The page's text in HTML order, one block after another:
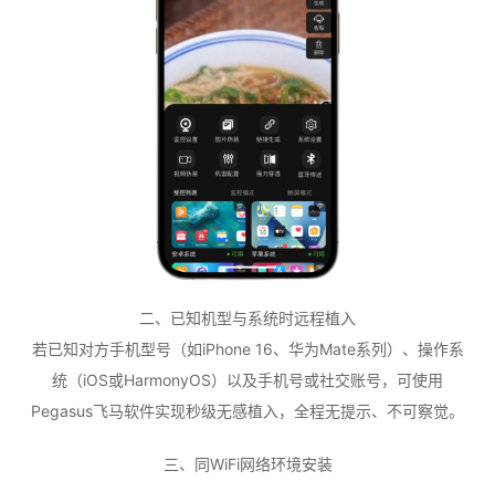
二、已知机型与系统时远程植入
若已知对方手机型号（如iPhone 16、华为Mate系列）、操作系
统（iOS或HarmonyOS）以及手机号或社交账号，可使用
Pegasus飞马软件实现秒级无感植入，全程无提示、不可察觉。
三、同WiFi网络环境安装